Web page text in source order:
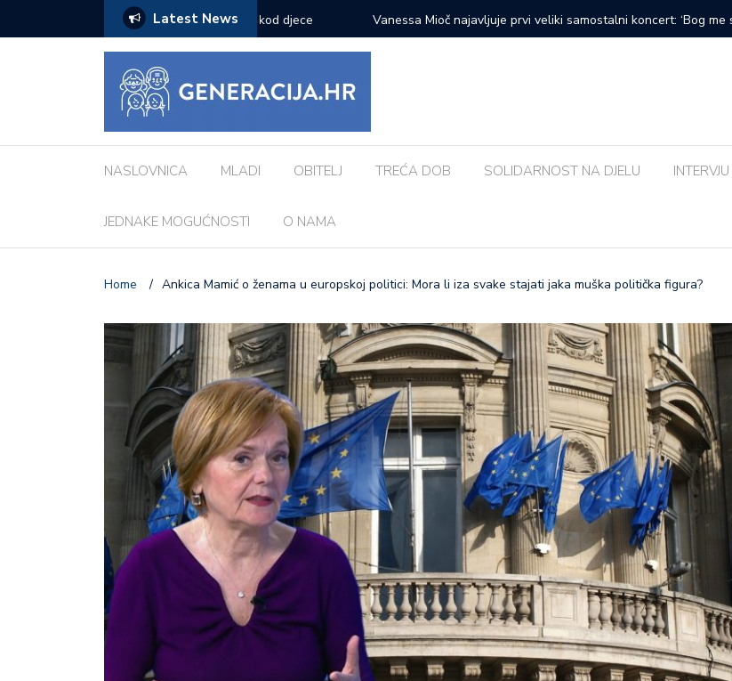
Latest News
Evo koji su najčešći kod djece
Vanessa Mioč najavljuje prvi veliki samostalni koncert: ‘Bog me svih ovih godina
pripremao za ovo’
NASLOVNICA MLADI OBITELJ TREĆA DOB SOLIDARNOST NA DJELU
JEDNAKE MOGUĆNOSTI O NAMA
Home / Ankica Mamić o ženama u europskoj politici: Mora li iza svake stajati jaka muška politička figura?